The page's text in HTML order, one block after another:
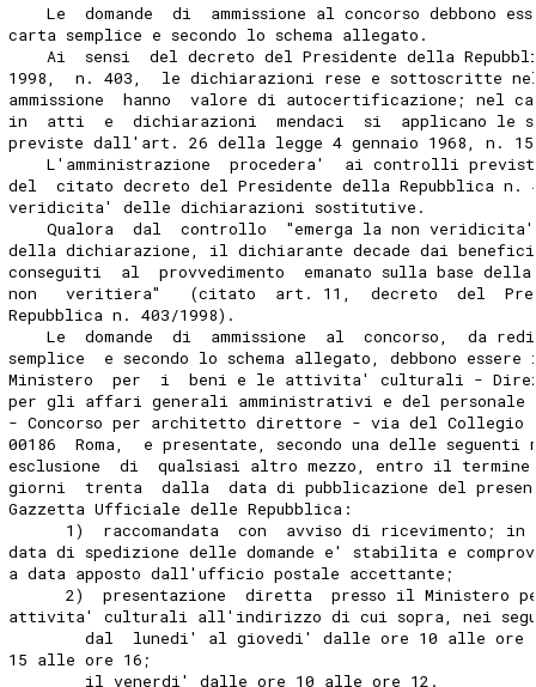
Le  domande  di  ammissione al concorso debbono
carta semplice e secondo lo schema allegato.
Ai  sensi  del decreto del Presidente della
1998,  n. 403,  le dichiarazioni rese e sottoscritte
ammissione  hanno  valore di autocertificazione; nel
in  atti  e  dichiarazioni  mendaci  si  applicano le
previste dall'art. 26 della legge 4 gennaio 1968, n.
L'amministrazione  procedera'  ai controlli
del  citato decreto del Presidente della Repubblica n.
veridicita' delle dichiarazioni sostitutive.
Qualora  dal  controllo  "emerga la non
della dichiarazione, il dichiarante decade dai benefici
conseguiti  al  provvedimento  emanato sulla base
non   veritiera"   (citato  art. 11,  decreto  del
Repubblica n. 403/1998).
Le  domande  di  ammissione  al  concorso,  da
semplice  e secondo lo schema allegato, debbono
Ministero  per  i  beni e le attivita' culturali -
per gli affari generali amministrativi e del
- Concorso per architetto direttore - via del Collegio
00186  Roma,  e presentate, secondo una delle
esclusione  di  qualsiasi altro mezzo, entro il
giorni  trenta  dalla  data di pubblicazione del
Gazzetta Ufficiale delle Repubblica:
1)  raccomandata  con  avviso di ricevimento; in
data di spedizione delle domande e' stabilita e
a data apposto dall'ufficio postale accettante;
2)  presentazione  diretta  presso il Ministero
attivita' culturali all'indirizzo di cui sopra, nei
dal  lunedi' al giovedi' dalle ore 10 alle ore
15 alle ore 16;
        il venerdi' dalle ore 10 alle ore 12.